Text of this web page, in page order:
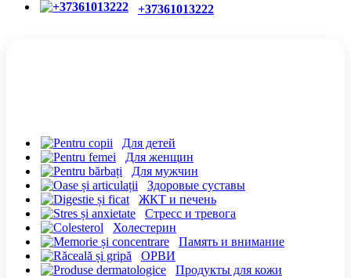
+37361013222
Для детей
Для женщин
Для мужчин
Здоровые суставы
ЖКТ и печень
Cтресс и тревога
Холестерин
Память и внимание
ОРВИ
Продукты для кожи